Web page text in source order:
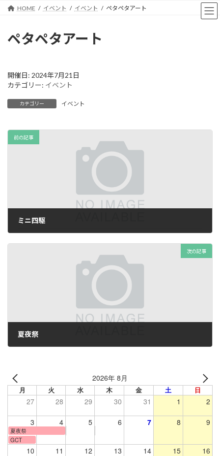
HOME イベント イベント ペタペタアート
ペタペタアート
開催日: 2024年7月21日
カテゴリー: イベント
カテゴリー イベント
前の記事
ミニ四駆
次の記事
夏夜祭
2026年 8月
月 火 水 木 金 土 日
27 28 29 30 31 1 2
3 4 5 6 7 8 9
夏夜祭
GCT
10 11 12 13 14 15 16